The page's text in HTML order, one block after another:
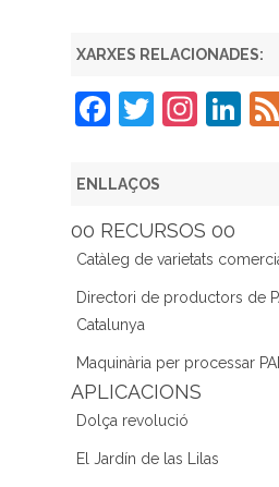
XARXES RELACIONADES:
F
c
e
b
o
o
k
T
itt
er
In
gr
a
m
Li
dI
n
ENLLAÇOS
00 RECURSOS 00
Catàleg de varietats
Directori de productors de
Catalunya
Maquinària per processar
APLICACIONS
Dolça revolució
El Jardín de las Lilas